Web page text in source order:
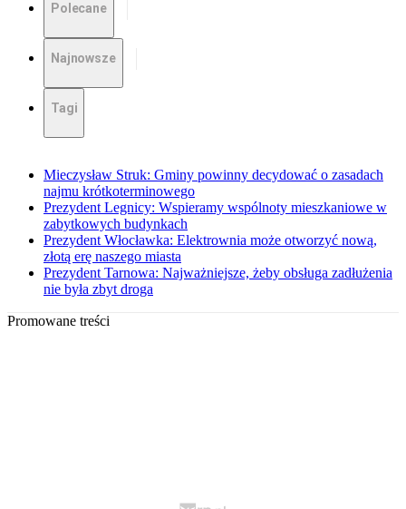
Polecane
Najnowsze
Tagi
Mieczysław Struk: Gminy powinny decydować o zasadach
najmu krótkoterminowego
Prezydent Legnicy: Wspieramy wspólnoty mieszkaniowe w
zabytkowych budynkach
Prezydent Włocławka: Elektrownia może otworzyć nową,
złotą erę naszego miasta
Prezydent Tarnowa: Najważniejsze, żeby obsługa zadłużenia
nie była zbyt droga
Promowane treści